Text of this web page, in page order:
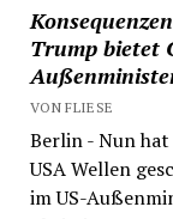
Trump bietet
VON FLIESE
Berlin - Nun
USA Wellen
im US-